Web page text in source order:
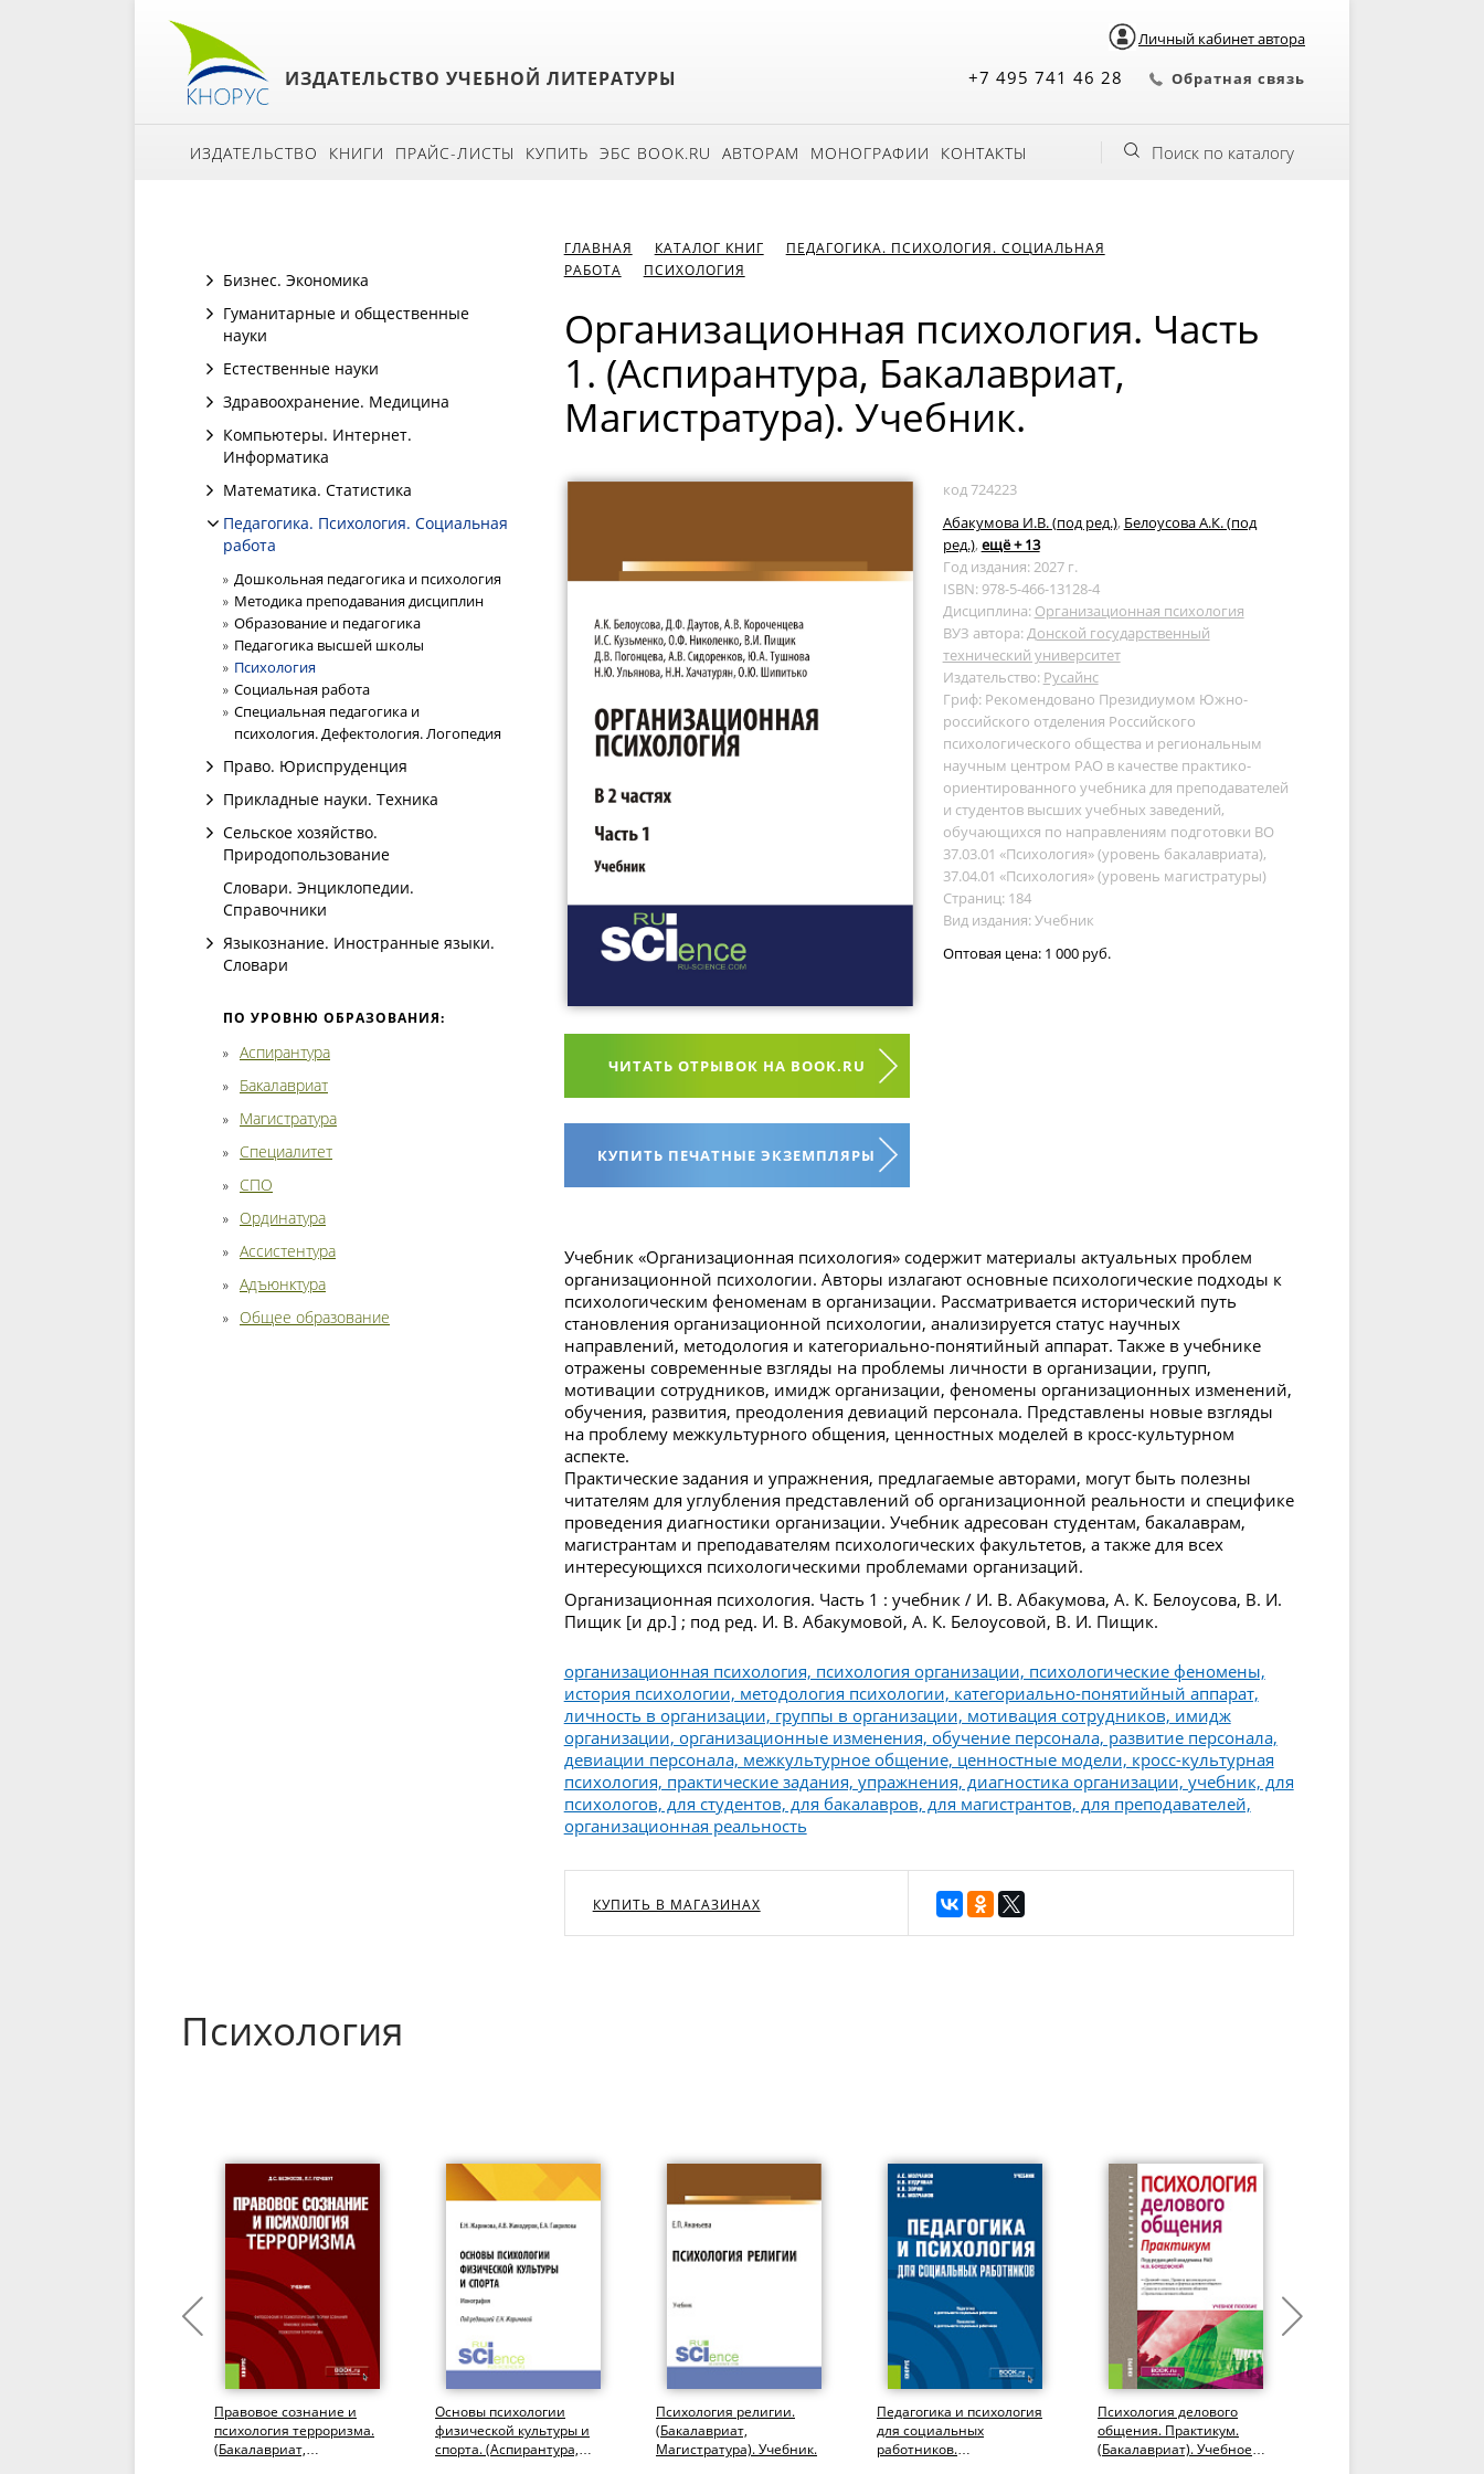
Личный кабинет автора
ИЗДАТЕЛЬСТВО УЧЕБНОЙ ЛИТЕРАТУРЫ +7 495 741 46 28 Обратная связь
ИЗДАТЕЛЬСТВО КНИГИ ПРАЙС-ЛИСТЫ КУПИТЬ ЭБС BOOK.RU АВТОРАМ МОНОГРАФИИ КОНТАКТЫ Поиск по каталогу
Бизнес. Экономика
Гуманитарные и общественные
науки
Естественные науки
Здравоохранение. Медицина
Компьютеры. Интернет.
Информатика
Математика. Статистика
Педагогика. Психология. Социальная
работа
Дошкольная педагогика и психология
Методика преподавания дисциплин
Образование и педагогика
Педагогика высшей школы
Психология
Социальная работа
Специальная педагогика и
психология. Дефектология. Логопедия
Право. Юриспруденция
Прикладные науки. Техника
Сельское хозяйство.
Природопользование
Словари. Энциклопедии.
Справочники
Языкознание. Иностранные языки.
Словари
ПО УРОВНЮ ОБРАЗОВАНИЯ:
Аспирантура
Бакалавриат
Магистратура
Специалитет
СПО
Ординатура
Ассистентура
Адъюнктура
Общее образование
ГЛАВНАЯ КАТАЛОГ КНИГ
ПЕДАГОГИКА. ПСИХОЛОГИЯ. СОЦИАЛЬНАЯ
РАБОТА
ПСИХОЛОГИЯ
Организационная психология. Часть
1. (Аспирантура, Бакалавриат,
Магистратура). Учебник.
ЧИТАТЬ ОТРЫВОК НА BOOK.RU
КУПИТЬ ПЕЧАТНЫЕ ЭКЗЕМПЛЯРЫ
код 724223
Абакумова И.В. (под ред.), Белоусова А.К. (под
ред.), ещё + 13
Год издания: 2027 г.
ISBN: 978-5-466-13128-4
Дисциплина: Организационная психология
ВУЗ автора:Донской государственный
технический университет
Издательство: Русайнс
Гриф: Рекомендовано Президиумом Южно-
российского отделения Российского
психологического общества и региональным
научным центром РАО в качестве практико-
ориентированного учебника для преподавателей
и студентов высших учебных заведений,
обучающихся по направлениям подготовки ВО
37.03.01 «Психология» (уровень бакалавриата),
37.04.01 «Психология» (уровень магистратуры)
Страниц: 184
Вид издания: Учебник
Оптовая цена: 1 000 руб.
Учебник «Организационная психология» содержит материалы актуальных проблем
организационной психологии. Авторы излагают основные психологические подходы к
психологическим феноменам в организации. Рассматривается исторический путь
становления организационной психологии, анализируется статус научных
направлений, методология и категориально-понятийный аппарат. Также в учебнике
отражены современные взгляды на проблемы личности в организации, групп,
мотивации сотрудников, имидж организации, феномены организационных изменений,
обучения, развития, преодоления девиаций персонала. Представлены новые взгляды
на проблему межкультурного общения, ценностных моделей в кросс-культурном
аспекте.
Практические задания и упражнения, предлагаемые авторами, могут быть полезны
читателям для углубления представлений об организационной реальности и специфике
проведения диагностики организации. Учебник адресован студентам, бакалаврам,
магистрантам и преподавателям психологических факультетов, а также для всех
интересующихся психологическими проблемами организаций.
Организационная психология. Часть 1 : учебник / И. В. Абакумова, А. К. Белоусова, В. И.
Пищик [и др.] ; под ред. И. В. Абакумовой, А. К. Белоусовой, В. И. Пищик.
организационная психология, психология организации, психологические феномены,
история психологии, методология психологии, категориально-понятийный аппарат,
личность в организации, группы в организации, мотивация сотрудников, имидж
организации, организационные изменения, обучение персонала, развитие персонала,
девиации персонала, межкультурное общение, ценностные модели, кросс-культурная
психология, практические задания, упражнения, диагностика организации, учебник, для
психологов, для студентов, для бакалавров, для магистрантов, для преподавателей,
организационная реальность
КУПИТЬ В МАГАЗИНАХ
Психология
Правовое сознание и
психология терроризма.
(Бакалавриат,
Основы психологии
физической культуры и
спорта. (Аспирантура,
Психология религии.
(Бакалавриат,
Магистратура). Учебник.
Педагогика и психология
для социальных
работников.
Психология делового
общения. Практикум.
(Бакалавриат). Учебное